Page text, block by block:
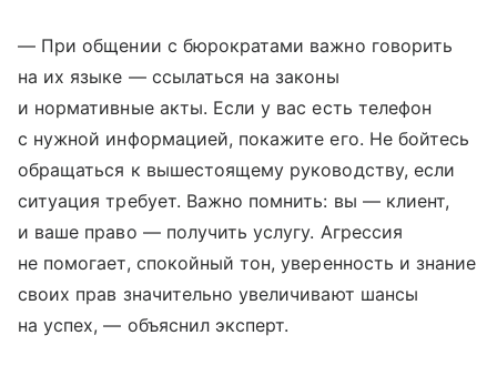
— При общении с бюрократами важно говорить
на их языке — ссылаться на законы
и нормативные акты. Если у вас есть телефон
с нужной информацией, покажите его. Не бойтесь
обращаться к вышестоящему руководству, если
ситуация требует. Важно помнить: вы — клиент,
и ваше право — получить услугу. Агрессия
не помогает, спокойный тон, уверенность и знание
своих прав значительно увеличивают шансы
на успех, — объяснил эксперт.